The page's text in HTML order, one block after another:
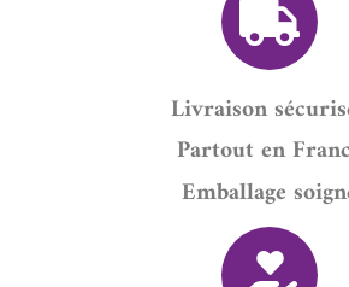
Livraison
Partout en
Emballage